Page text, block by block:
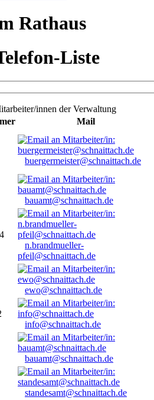
Rathaus
Liste
innen der Verwaltung
Mail
buergermeister@schnaittach.de
bauamt@schnaittach.de
n.brandmueller-
pfeil@schnaittach.de
ewo@schnaittach.de
info@schnaittach.de
bauamt@schnaittach.de
standesamt@schnaittach.de